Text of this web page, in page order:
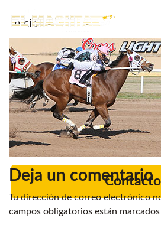
Inicio
Noticias.
Caballos en venta
Servicios
Criadero
Contacto
Main Navigation
Deja un comentario
Tu dirección de correo electrónico
campos obligatorios están